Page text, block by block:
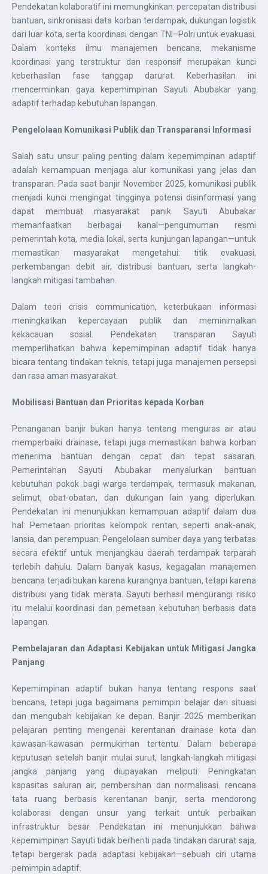
Pendekatan kolaboratif ini memungkinkan: percepatan distribusi
bantuan, sinkronisasi data korban terdampak, dukungan logistik
dari luar kota, serta koordinasi dengan TNI–Polri untuk evakuasi.
Dalam konteks ilmu manajemen bencana, mekanisme
koordinasi yang terstruktur dan responsif merupakan kunci
keberhasilan fase tanggap darurat. Keberhasilan ini
mencerminkan gaya kepemimpinan Sayuti Abubakar yang
adaptif terhadap kebutuhan lapangan.
Pengelolaan Komunikasi Publik dan Transparansi Informasi
Salah satu unsur paling penting dalam kepemimpinan adaptif
adalah kemampuan menjaga alur komunikasi yang jelas dan
transparan. Pada saat banjir November 2025, komunikasi publik
menjadi kunci mengingat tingginya potensi disinformasi yang
dapat membuat masyarakat panik. Sayuti Abubakar
memanfaatkan berbagai kanal—pengumuman resmi
pemerintah kota, media lokal, serta kunjungan lapangan—untuk
memastikan masyarakat mengetahui: titik evakuasi,
perkembangan debit air, distribusi bantuan, serta langkah-
langkah mitigasi tambahan.
Dalam teori crisis communication, keterbukaan informasi
meningkatkan kepercayaan publik dan meminimalkan
kekacauan sosial. Pendekatan transparan Sayuti
memperlihatkan bahwa kepemimpinan adaptif tidak hanya
bicara tentang tindakan teknis, tetapi juga manajemen persepsi
dan rasa aman masyarakat.
Mobilisasi Bantuan dan Prioritas kepada Korban
Penanganan banjir bukan hanya tentang menguras air atau
memperbaiki drainase, tetapi juga memastikan bahwa korban
menerima bantuan dengan cepat dan tepat sasaran.
Pemerintahan Sayuti Abubakar menyalurkan bantuan
kebutuhan pokok bagi warga terdampak, termasuk makanan,
selimut, obat-obatan, dan dukungan lain yang diperlukan.
Pendekatan ini menunjukkan kemampuan adaptif dalam dua
hal: Pemetaan prioritas kelompok rentan, seperti anak-anak,
lansia, dan perempuan. Pengelolaan sumber daya yang terbatas
secara efektif untuk menjangkau daerah terdampak terparah
terlebih dahulu. Dalam banyak kasus, kegagalan manajemen
bencana terjadi bukan karena kurangnya bantuan, tetapi karena
distribusi yang tidak merata. Sayuti berhasil mengurangi risiko
itu melalui koordinasi dan pemetaan kebutuhan berbasis data
lapangan.
Pembelajaran dan Adaptasi Kebijakan untuk Mitigasi Jangka
Panjang
Kepemimpinan adaptif bukan hanya tentang respons saat
bencana, tetapi juga bagaimana pemimpin belajar dari situasi
dan mengubah kebijakan ke depan. Banjir 2025 memberikan
pelajaran penting mengenai kerentanan drainase kota dan
kawasan-kawasan permukiman tertentu. Dalam beberapa
keputusan setelah banjir mulai surut, langkah-langkah mitigasi
jangka panjang yang diupayakan meliputi: Peningkatan
kapasitas saluran air, pembersihan dan normalisasi. rencana
tata ruang berbasis kerentanan banjir, serta mendorong
kolaborasi dengan unsur yang terkait untuk perbaikan
infrastruktur besar. Pendekatan ini menunjukkan bahwa
kepemimpinan Sayuti tidak berhenti pada tindakan darurat saja,
tetapi bergerak pada adaptasi kebijakan—sebuah ciri utama
pemimpin adaptif.